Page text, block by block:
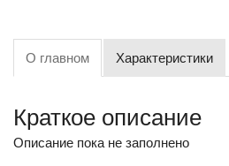
О главном Характеристики
Краткое описание
Описание пока не заполнено